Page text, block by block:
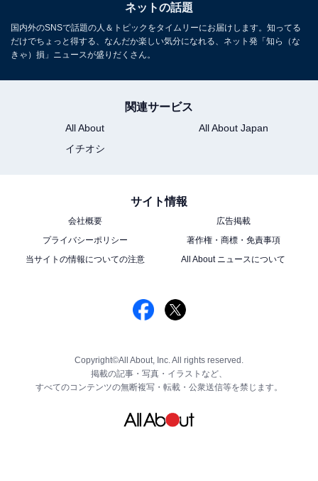
ネットの話題
国内外のSNSで話題の人＆トピックをタイムリーにお届けします。知ってる
だけでちょっと得する、なんだか楽しい気分になれる、ネット発「知ら（な
きゃ）損」ニュースが盛りだくさん。
関連サービス
All About
All About Japan
イチオシ
サイト情報
会社概要
広告掲載
プライバシーポリシー
著作権・商標・免責事項
当サイトの情報についての注意
All About ニュースについて
Copyright©All About, Inc. All rights reserved.
掲載の記事・写真・イラストなど、
すべてのコンテンツの無断複写・転載・公衆送信等を禁じます。